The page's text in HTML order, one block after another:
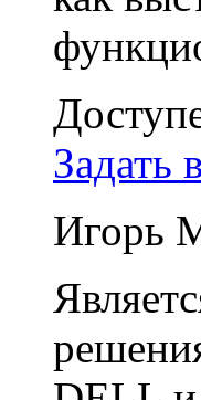
Задать
Игорь